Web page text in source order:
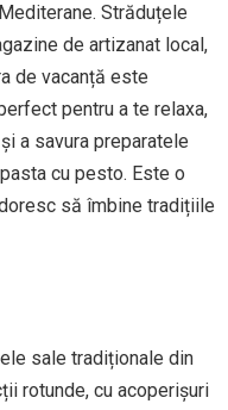
Străduțele
de artizanat local,
de vacanță este
pentru a te relaxa,
a savura preparatele
cu pesto. Este o
să îmbine tradițiile
sale tradiționale din
rotunde, cu acoperișuri